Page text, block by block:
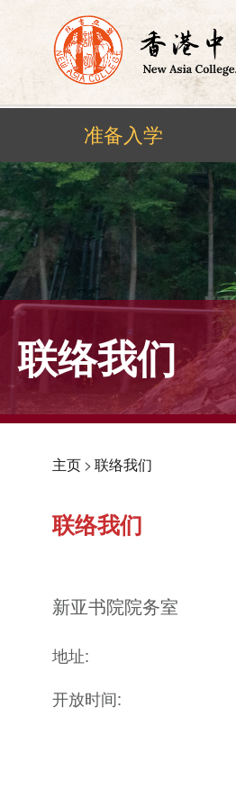
Skip
to
content
准备入学
联络我们
主页> 联络我们
联络我们
新亚书院院务室
地址:
开放时间: